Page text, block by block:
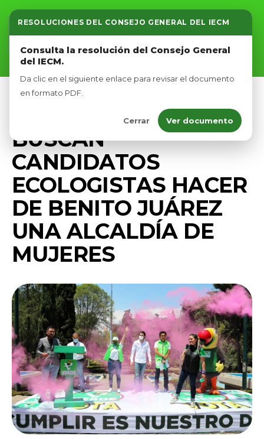
RESOLUCIONES DEL CONSEJO GENERAL DEL IECM
Consulta la resolución del Consejo General
del IECM.
Da clic en el siguiente enlace para revisar el documento
en formato PDF.
Cerrar Ver documento
Inicio
Nosotros
Afíliate
PRENSA
BUSCAN
CANDIDATOS
ECOLOGISTAS HACER
DE BENITO JUÁREZ
UNA ALCALDÍA DE
MUJERES